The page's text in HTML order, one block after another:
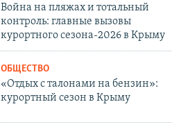
Война на пляжах и тотальный
контроль: главные вызовы
курортного сезона-2026 в Крыму
ОБЩЕСТВО
«Отдых с талонами на бензин»:
курортный сезон в Крыму